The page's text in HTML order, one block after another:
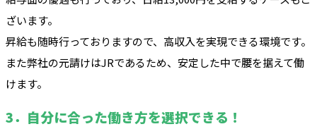
ざいます。
昇給も随時行っておりますので、高収入を実現できる環境です。
また弊社の元請けはJRであるため、安定した中で腰を据えて働
けます。
3．自分に合った働き方を選択できる！